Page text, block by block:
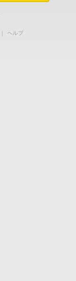
｜
ヘルプ